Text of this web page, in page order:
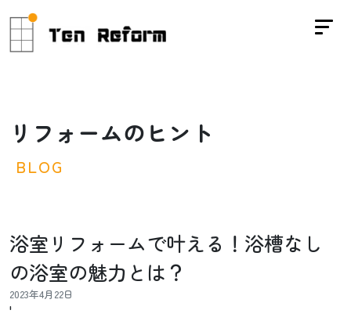
リ フ ォームのヒ ン ト
BLOG
浴室リフォームで叶える！浴槽なし
の浴室の魅力とは？
2023年4月22日
'